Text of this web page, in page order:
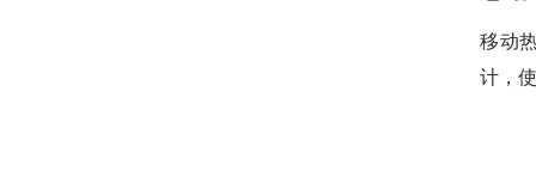
移动
计，